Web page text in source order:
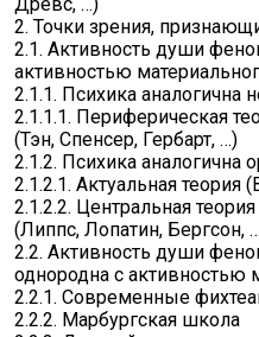
2. Точки зрения,
2.1. Активность души
активностью
2.1.1. Психика аналогична
2.1.1.1. Периферическая
(Тэн, Спенсер, Гербарт, …)
2.1.2. Психика аналогична
2.1.2.1. Актуальная теория
2.1.2.2. Центральная
(Липпс, Лопатин, Бергсон,
2.2. Активность души
однородна с активностью
2.2.1. Современные
2.2.2. Марбургская школа